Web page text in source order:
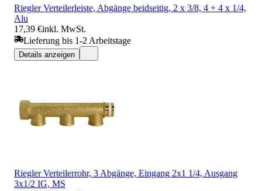
Riegler Verteilerleiste, Abgänge beidseitig, 2 x 3/8, 4 + 4 x 1/4,
Alu
17,39 €inkl. MwSt.
Lieferung bis 1-2 Arbeitstage
Details anzeigen
Riegler Verteilerrohr, 3 Abgänge, Eingang 2x1 1/4, Ausgang
3x1/2 IG, MS